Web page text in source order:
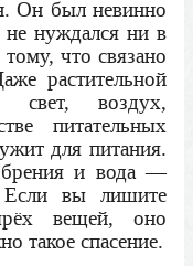
Он был невинно
не нуждался ни в
что связано
растительной
воздух,
питательных
для питания.
и вода —
Если вы лишите
вещей, оно
такое спасение.